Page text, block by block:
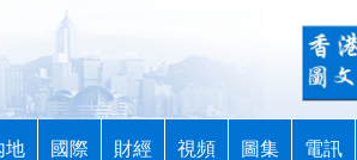
地 國際 財經 視頻 圖集 電訊